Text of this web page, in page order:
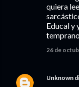
quiera
Educal y
26 de
Unknown